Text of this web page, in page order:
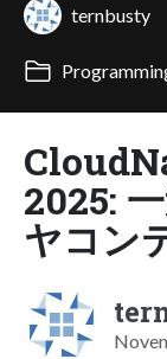
ternbusty
2025:
ヤコン